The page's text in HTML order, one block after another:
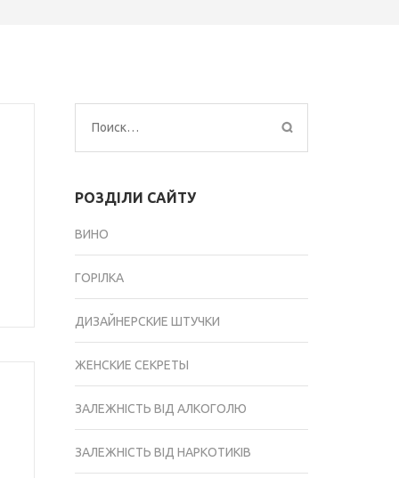
Найти:
РОЗДІЛИ САЙТУ
ВИНО
ГОРІЛКА
ДИЗАЙНЕРСКИЕ ШТУЧКИ
ЖЕНСКИЕ СЕКРЕТЫ
ЗАЛЕЖНІСТЬ ВІД АЛКОГОЛЮ
ЗАЛЕЖНІСТЬ ВІД НАРКОТИКІВ